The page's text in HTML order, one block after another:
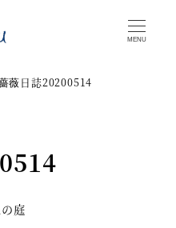
MENU
薇日誌20200514
庭